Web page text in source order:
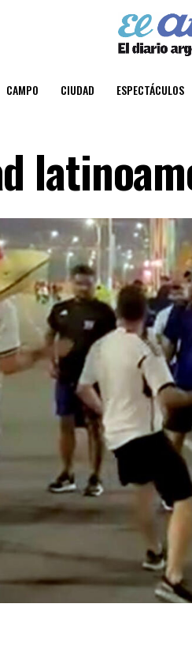
CAMPO CIUDAD ESPECTÁCULOS